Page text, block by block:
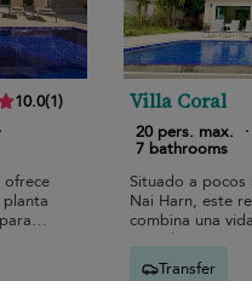
10.0(1)
·
ofrece
Villa Coral
20 pers. max.
·
7 bathrooms
Situado a
Nai Harn, este
combina una
privada y
momentos en
Transfer